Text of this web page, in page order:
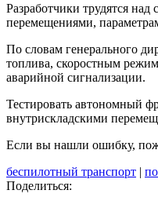
Разработчики трудятся
перемещениями,
По словам генерального
топлива, скоростным
аварийной сигнализации.
Тестировать автономный
внутрискладскими
Если вы нашли ошибку,
беспилотный транспорт |
Поделиться: